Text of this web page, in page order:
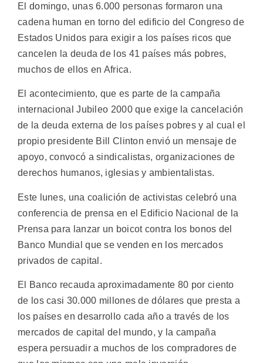
El domingo, unas 6.000 personas formaron una
cadena human en torno del edificio del Congreso de
Estados Unidos para exigir a los países ricos que
cancelen la deuda de los 41 países más pobres,
muchos de ellos en Africa.
El acontecimiento, que es parte de la campaña
internacional Jubileo 2000 que exige la cancelación
de la deuda externa de los países pobres y al cual el
propio presidente Bill Clinton envió un mensaje de
apoyo, convocó a sindicalistas, organizaciones de
derechos humanos, iglesias y ambientalistas.
Este lunes, una coalición de activistas celebró una
conferencia de prensa en el Edificio Nacional de la
Prensa para lanzar un boicot contra los bonos del
Banco Mundial que se venden en los mercados
privados de capital.
El Banco recauda aproximadamente 80 por ciento
de los casi 30.000 millones de dólares que presta a
los países en desarrollo cada año a través de los
mercados de capital del mundo, y la campaña
espera persuadir a muchos de los compradores de